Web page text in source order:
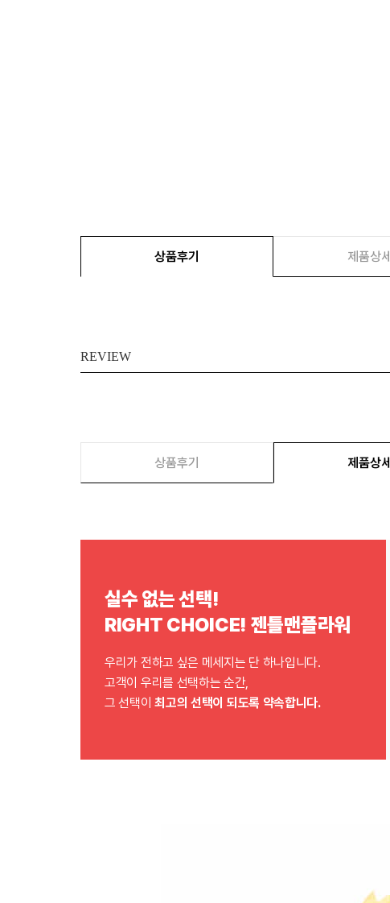
상품후기 제품상세
REVIEW
상품후기 제품상세
실수 없는 선택!
RIGHT CHOICE! 젠틀맨플라워
우리가 전하고 싶은 메세지는 단 하나입니다.
고객이 우리를 선택하는 순간,
그 선택이최고의 선택이 되도록 약속합니다.